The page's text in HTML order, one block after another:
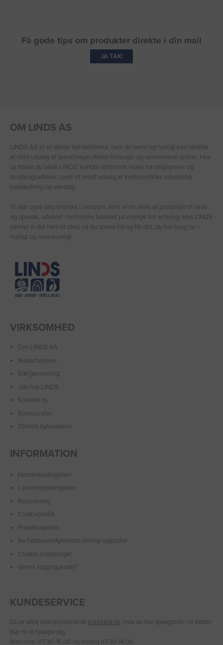
Få gode tips om produkter direkte i din mail
JA TAK!
OM LINDS AS
LINDS AS er et dansk handelsfirma, hvor du nemt og hurtigt kan bestille
et stort udvalg af branchespecifikke forbrugs- og servicevarer online. Hos
os finder du både LINDS′ kendte sortiment inden for dagligvarer og
landbrugsartikler, samt et bredt udvalg af kontorartikler, arbejdstøj,
beklædning og værktøj.
Vi står også bag brandet Lincozym, som er en serie af produkter til vask
og opvask, udviklet med omhu baseret på mange års erfaring. Hos LINDS
samler vi det hele ét sted, så du sparer tid og får det, du har brug for –
hurtigt og overskueligt.
VIRKSOMHED
Om LINDS AS
Medarbejdere
Sælgeroversigt
Job hos LINDS
Kontakt os
Sponsorater
Tilmeld nyhedsbrev
INFORMATION
Handelsbetingelser
Leveringsbetingelser
Returnering
Cookiepolitik
Privatlivspolitik
Se Fødevarestyrelsens smiley-rapporter
Cookie-indstillinger
Glemt adgangskode?
KUNDESERVICE
Du er altid velkommen til at kontakte os, hvis du har spørgsmål - vi sidder
klar til at hjælpe dig.
Man-tors: 07.30-16.00 og fredag 07.30-14.00.